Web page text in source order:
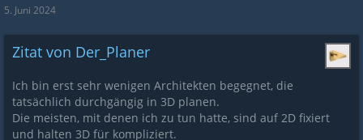
5. Juni 2024
Zitat von Der_Planer
Ich bin erst sehr wenigen Architekten begegnet, die
tatsächlich durchgängig in 3D planen.
Die meisten, mit denen ich zu tun hatte, sind auf 2D fixiert
und halten 3D für kompliziert.